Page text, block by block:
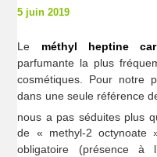
5 juin 2019
Le méthyl heptine
parfumante la plus
cosmétiques. Pour notre
dans une seule référence
nous a pas séduites plus
de « methyl-2 octynoate
obligatoire (présence à